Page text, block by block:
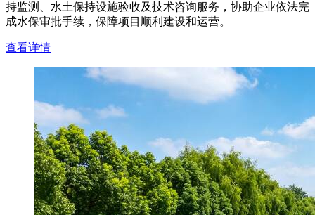
持监测、水土保持设施验收及技术咨询服务，协助企业依法完
成水保审批手续，保障项目顺利建设和运营。
查看详情